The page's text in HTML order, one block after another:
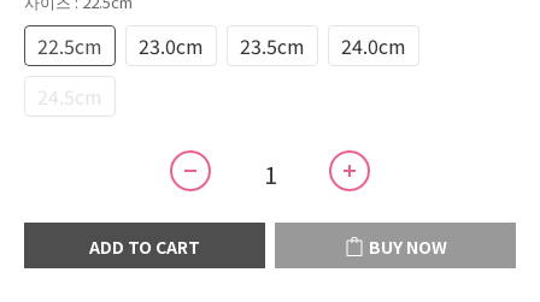
22.5cm 23.0cm 23.5cm
24.0cm
24.5cm
ADD TO CART BUY NOW